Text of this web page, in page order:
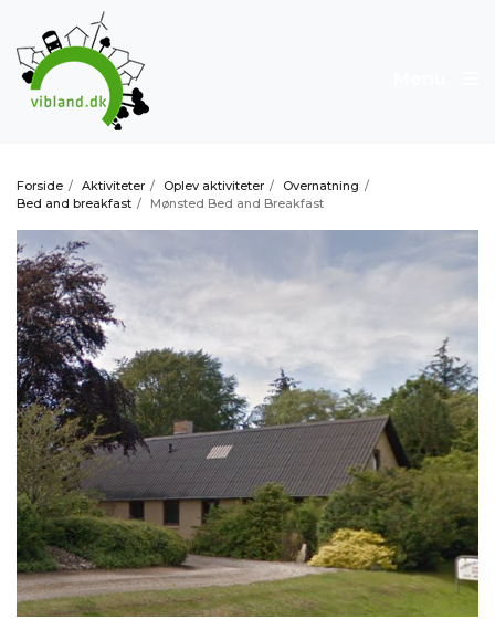
Forside / Aktiviteter / Oplev aktiviteter / Overnatning /
Bed and breakfast / Mønsted Bed and Breakfast